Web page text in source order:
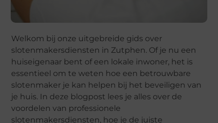
Welkom bij onze uitgebreide gids over
slotenmakersdiensten in Zutphen. Of je nu een
huiseigenaar bent of een lokale inwoner, het is
essentieel om te weten hoe een betrouwbare
slotenmaker je kan helpen bij het beveiligen van
je huis. In deze blogpost lees je alles over de
voordelen van professionele
slotenmakersdiensten, hoe je de juiste